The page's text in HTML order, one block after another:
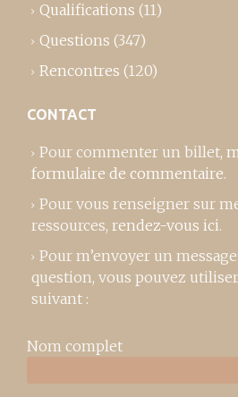
Qualifications (11)
Questions (347)
Rencontres (120)
CONTACT
Pour commenter un billet,
formulaire de commentaire.
Pour vous renseigner sur
ressources, rendez-vous ici.
Pour m’envoyer un
question, vous pouvez
suivant :
Nom complet